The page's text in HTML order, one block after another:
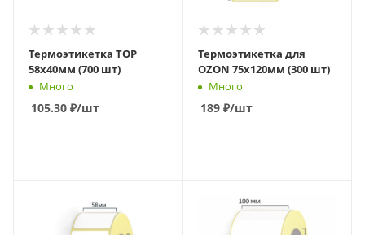
Термоэтикетка TOP
58x40мм (700 шт)
Много
105.30 ₽/шт
Термоэтикетка для
OZON 75x120мм (300 шт)
Много
189₽/шт